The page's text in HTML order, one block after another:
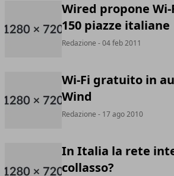
Wired propone
150 piazze italiane
Redazione - 04 feb 2011
Wi-Fi gratuito in
Wind
Redazione - 17 ago 2010
In Italia la rete
collasso?